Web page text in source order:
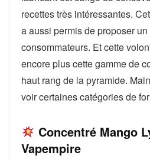
recettes très intéressantes.
a aussi permis de proposer
consommateurs. Et cette
encore plus cette gamme de
haut rang de la pyramide.
voir certaines catégories de
Concentré Mango
Vapempire